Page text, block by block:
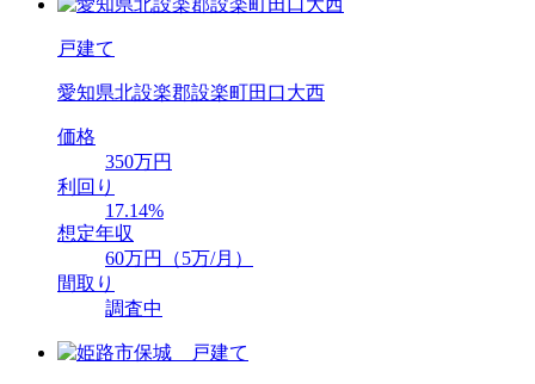
戸建て
愛知県北設楽郡設楽町田口大西
価格
350万円
利回り
17.14%
想定年収
60万円（5万/月）
間取り
調査中